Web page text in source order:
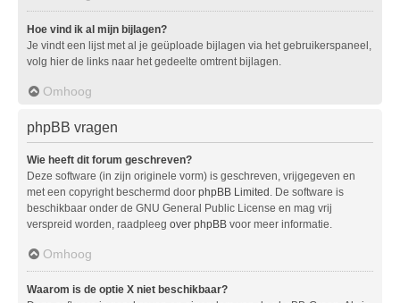
Hoe vind ik al mijn bijlagen?
Je vindt een lijst met al je geüploade bijlagen via het gebruikerspaneel,
volg hier de links naar het gedeelte omtrent bijlagen.
Omhoog
phpBB vragen
Wie heeft dit forum geschreven?
Deze software (in zijn originele vorm) is geschreven, vrijgegeven en
met een copyright beschermd door phpBB Limited . De software is
beschikbaar onder de GNU General Public License en mag vrij
verspreid worden, raadpleeg over phpBB voor meer informatie.
Omhoog
Waarom is de optie X niet beschikbaar?